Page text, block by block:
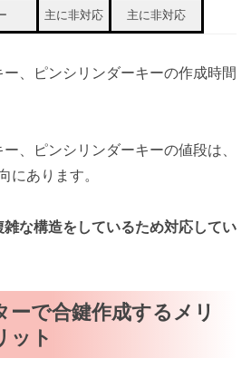
主に非対応 主に非対応
、ピンシリンダーキーの作成時間
、ピンシリンダーキーの値段は、
にあります。
な構造をしているため対応してい
ーで合鍵作成するメリ
ット